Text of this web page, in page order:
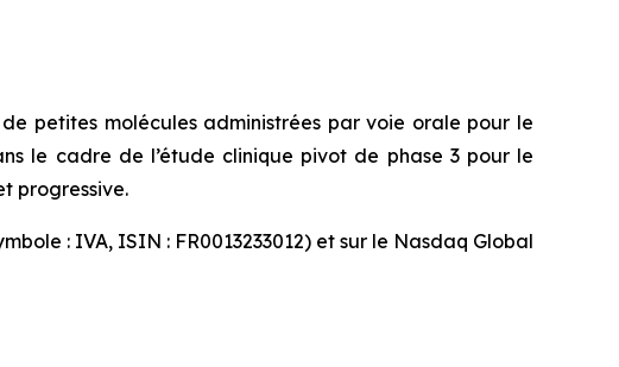
petites molécules administrées par voie orale pour le
le cadre de l’étude clinique pivot de phase 3 pour le
progressive.
: IVA, ISIN : FR0013233012) et sur le Nasdaq Global